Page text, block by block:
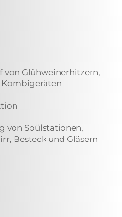
Glühweinerhitzern,
von Spülstationen,
Besteck und Gläsern